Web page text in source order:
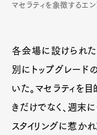
マセラティを象徴するエン
各会場に設けられ
別にトップグレード
いた。マセラティを
きだけでなく、週末
スタイリングに惹か